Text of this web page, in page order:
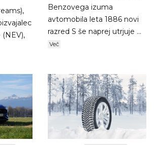
Benzovega izuma
avtomobila leta 1886 novi
razred S še naprej utrjuje ...
Več